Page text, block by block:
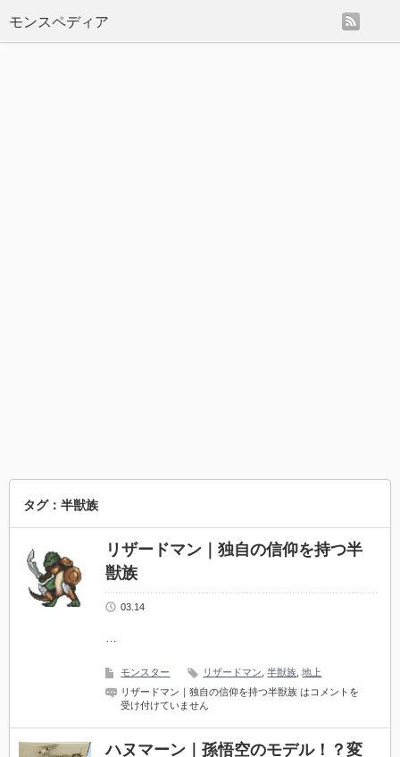
モンスペディア
タグ：半獣族
リザードマン｜独自の信仰を持つ半
獣族
03.14
…
モンスター リザードマン ,半獣族 ,地上
リザードマン｜独自の信仰を持つ半獣族 は コメントを
受け付けていません
ハヌマーン｜孫悟空のモデル！？変